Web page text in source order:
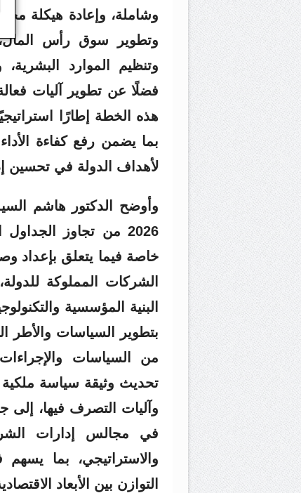
وشاملة، وإعادة هيكلة
وتطوير سوق رأس المال،
وتنظيم الموارد
فضلًا عن تطوير آليات
هذه الخطة إطارًا
لأهداف الدولة في تحسين
وأوضح الدكتور هاشم
2026 من تجاوز
خاصة فيما يتعلق بإعداد
الشركات المملوكة
البنية المؤسسية
بتطوير السياسات والأطر
من السياسات
تحديث وثيقة سياسة
وآليات التصرف فيها، إلى
في مجالس إدارات
والاستراتيجي، بما
التوازن بين الأبعاد